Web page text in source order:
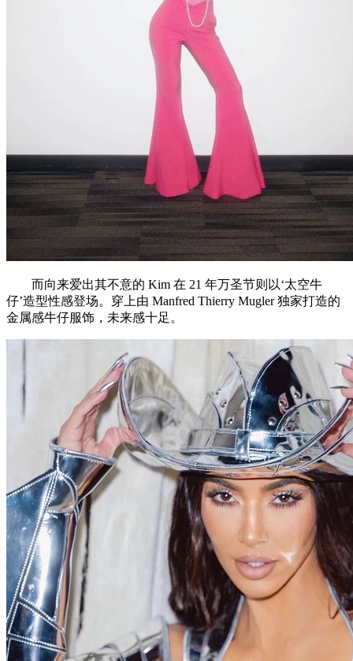
而向来爱出其不意的 Kim 在 21 年万圣节则以‘太空牛
仔’造型性感登场。穿上由 Manfred Thierry Mugler 独家打造的
金属感牛仔服饰，未来感十足。